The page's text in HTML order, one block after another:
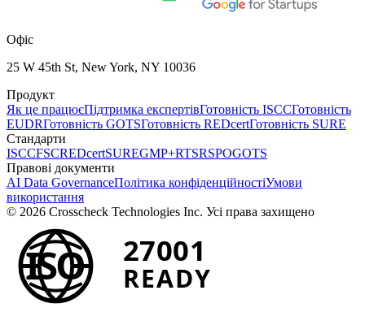
Офіс
25 W 45th St, New York, NY 10036
Продукт
Як це працюєПідтримка експертівГотовність ISCCГотовність
EUDRГотовність GOTSГотовність REDcertГотовність SURE
Стандарти
ISCCFSCREDcertSUREGMP+RTSRSPOGOTS
Правові документи
AI Data GovernanceПолітика конфіденційностіУмови
використання
© 2026 Crosscheck Technologies Inc. Усі права захищено
ISO 27001
READY